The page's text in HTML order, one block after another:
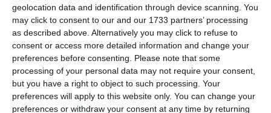
geolocation data and identification through device scanning. You
may click to consent to our and our 1733 partners’ processing
as described above. Alternatively you may click to refuse to
consent or access more detailed information and change your
preferences before consenting.
Please note that some
processing of your personal data may not require your consent,
but you have a right to object to such processing. Your
preferences will apply to this website only. You can change your
preferences or withdraw your consent at any time by returning
PRECIZĂRI:
Legea 190 din 2018, la articolul 7, menţionează că
activitatea jurnalistică este exonerată de la unele prevederi
ale Regulamentului GDPR, dacă se păstrează un echilibru
între libertatea de exprimare şi protecţia datelor cu caracter
personal.